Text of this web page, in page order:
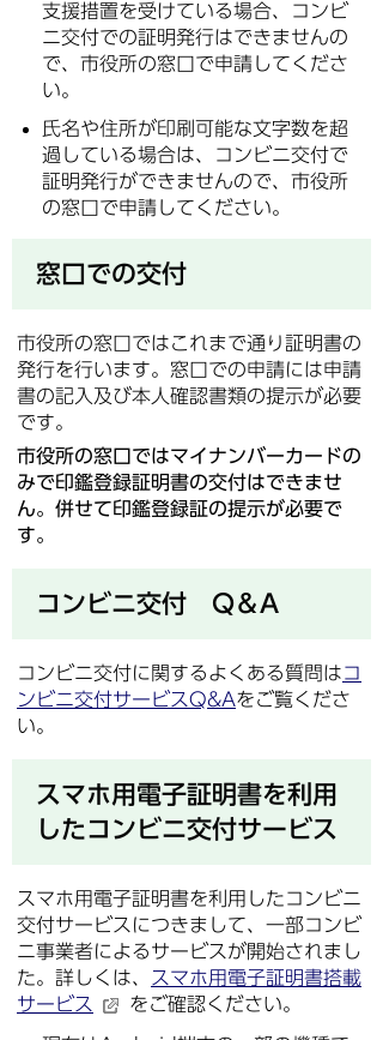
支援措置を受けている場合、コンビ
ニ交付での証明発行はできませんの
で、市役所の窓口で申請してくださ
い。
氏名や住所が印刷可能な文字数を超
過している場合は、コンビニ交付で
証明発行ができませんので、市役所
の窓口で申請してください。
窓口での交付
市役所の窓口ではこれまで通り証明書の
発行を行います。窓口での申請には申請
書の記入及び本人確認書類の提示が必要
です。
市役所の窓口ではマイナンバーカードの
みで印鑑登録証明書の交付はできませ
ん。併せて印鑑登録証の提示が必要で
す。
コンビニ交付 Q＆A
コンビニ交付に関するよくある質問はコ
ンビニ交付サービスQ&Aをご覧くださ
い。
スマホ用電子証明書を利用
したコンビニ交付サービス
スマホ用電子証明書を利用したコンビニ
交付サービスにつきまして、一部コンビ
ニ事業者によるサービスが開始されまし
た。詳しくは、
スマホ用電子証明書搭載
サービス
をご確認ください。